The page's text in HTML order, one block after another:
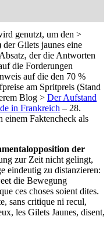
genutzt, um den >
Gilets jaunes eine
der die Antworten
die Forderungen
auf die den 70 %
am Spritpreis (Stand
Blog > Der Aufstand
in Frankreich – 28.
Faktencheck als
der
zur Zeit nicht gelingt,
eindeutig zu distanzieren:
die Bewegung
ces choses soient dites.
sans critique ni recul,
les Gilets Jaunes, disent,